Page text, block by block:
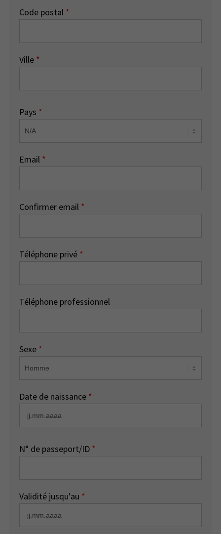
Code postal *
Ville *
Pays *
Email *
Confirmer email *
Téléphone privé *
Téléphone professionnel
Sexe *
Date de naissance *
N° de passeport/ID *
Validité jusqu'au *